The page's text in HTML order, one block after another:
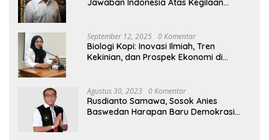
Jawaban Indonesia Atas Kegilaan
September 12, 2025 0 Komentar
Biologi Kopi: Inovasi Ilmiah, Tren
Kekinian, dan Prospek Ekonomi di
Agustus 30, 2023 0 Komentar
Rusdianto Samawa, Sosok Anies
Baswedan Harapan Baru Demokrasi